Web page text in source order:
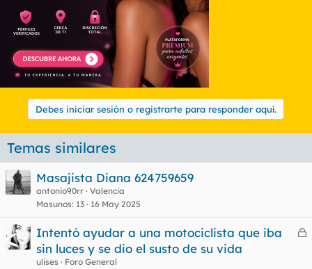
Debes iniciar sesión o registrarte para responder aquí.
Temas similares
Masajista Diana 624759659
antonio90rr Valencia
Masunos 13 16 May 2025
C
Intentó ayudar a una motociclista que iba
sin luces y se dio el susto de su vida
ulises
Foro General